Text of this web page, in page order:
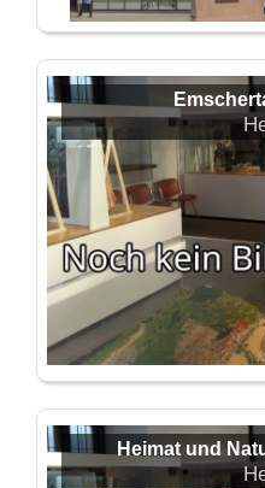
Heimat und